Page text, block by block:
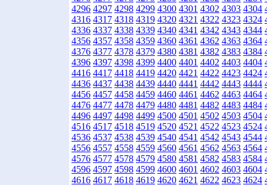
4296 4297 4298 4299 4300 4301 4302 4303 4304
4316 4317 4318 4319 4320 4321 4322 4323 4324
4336 4337 4338 4339 4340 4341 4342 4343 4344
4356 4357 4358 4359 4360 4361 4362 4363 4364
4376 4377 4378 4379 4380 4381 4382 4383 4384
4396 4397 4398 4399 4400 4401 4402 4403 4404
4416 4417 4418 4419 4420 4421 4422 4423 4424
4436 4437 4438 4439 4440 4441 4442 4443 4444
4456 4457 4458 4459 4460 4461 4462 4463 4464
4476 4477 4478 4479 4480 4481 4482 4483 4484
4496 4497 4498 4499 4500 4501 4502 4503 4504
4516 4517 4518 4519 4520 4521 4522 4523 4524
4536 4537 4538 4539 4540 4541 4542 4543 4544
4556 4557 4558 4559 4560 4561 4562 4563 4564
4576 4577 4578 4579 4580 4581 4582 4583 4584
4596 4597 4598 4599 4600 4601 4602 4603 4604
4616 4617 4618 4619 4620 4621 4622 4623 4624